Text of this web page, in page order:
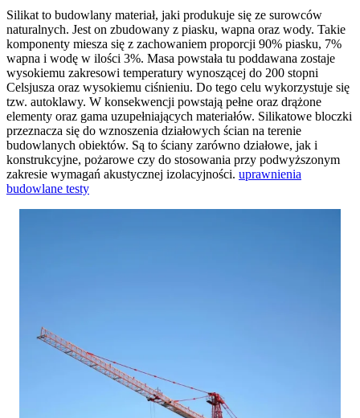
Silikat to budowlany materiał, jaki produkuje się ze surowców
naturalnych. Jest on zbudowany z piasku, wapna oraz wody. Takie
komponenty miesza się z zachowaniem proporcji 90% piasku, 7%
wapna i wodę w ilości 3%. Masa powstała tu poddawana zostaje
wysokiemu zakresowi temperatury wynoszącej do 200 stopni
Celsjusza oraz wysokiemu ciśnieniu. Do tego celu wykorzystuje się
tzw. autoklawy. W konsekwencji powstają pełne oraz drążone
elementy oraz gama uzupełniających materiałów. Silikatowe bloczki
przeznacza się do wznoszenia działowych ścian na terenie
budowlanych obiektów. Są to ściany zarówno działowe, jak i
konstrukcyjne, pożarowe czy do stosowania przy podwyższonym
zakresie wymagań akustycznej izolacyjności. uprawnienia
budowlane testy